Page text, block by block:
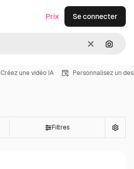
Effacer
Prix Se connecter
Créez une vidéo IA Personnalisez un
Filtres